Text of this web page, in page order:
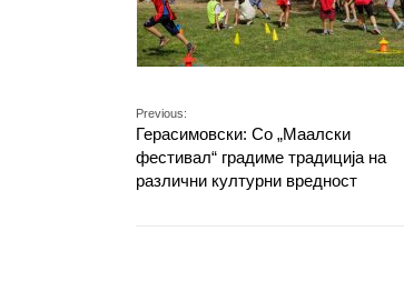
Previous:
Герасимовски: Со „Маалски
фестивал“ градиме традиција на
различни културни вредност